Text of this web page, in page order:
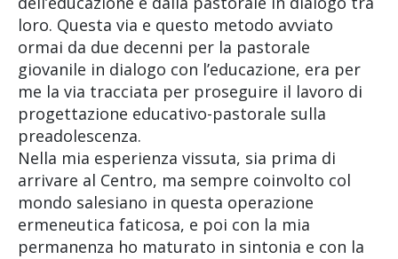
loro. Questa via e questo metodo avviato
ormai da due decenni per la pastorale
giovanile in dialogo con l’educazione, era per
me la via tracciata per proseguire il lavoro di
progettazione educativo-pastorale sulla
preadolescenza.
Nella mia esperienza vissuta, sia prima di
arrivare al Centro, ma sempre coinvolto col
mondo salesiano in questa operazione
ermeneutica faticosa, e poi con la mia
permanenza ho maturato in sintonia e con la